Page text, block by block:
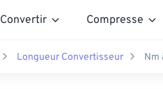
Convertir Compresse
Longueur Convertisseur Nm